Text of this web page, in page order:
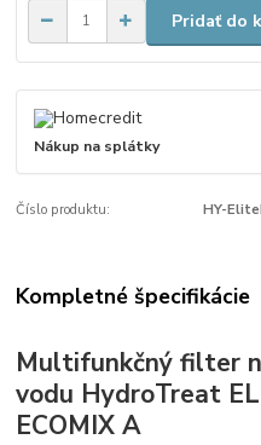
Pridať do
Nákup na splátky
Číslo produktu: HY-
Kompletné špecifikácie
Multifunkčný filter
vodu HydroTreat
ECOMIX A